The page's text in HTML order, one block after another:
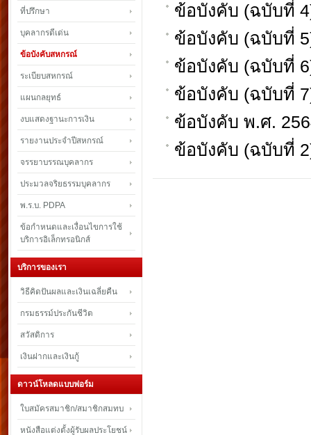
ข้อบังคับ (ฉบับที่
ข้อบังคับ (ฉบับที่
ข้อบังคับ (ฉบับที่
ข้อบังคับ (ฉบับที่
ข้อบังคับ พ.ศ.
ข้อบังคับ (ฉบับที่
ที่ปรึกษา
บุคลากรดีเด่น
ข้อบังคับสหกรณ์
ระเบียบสหกรณ์
แผนกลยุทธ์
งบแสดงฐานะการเงิน
รายงานประจำปีสหกรณ์
จรรยาบรรณบุคลากร
ประมวลจริยธรรมบุคลากร
พ.ร.บ. PDPA
ข้อกำหนดและเงื่อนไขการใช้
บริการอิเล็กทรอนิกส์
บริการของเรา
วิธีคิดปันผลและเงินเฉลี่ยคืน
กรมธรรม์ประกันชีวิต
สวัสดิการ
เงินฝากและเงินกู้
ดาวน์โหลดแบบฟอร์ม
ใบสมัครสมาชิก/สมาชิกสมทบ
หนังสือแต่งตั้งผู้รับผลประโยชน์